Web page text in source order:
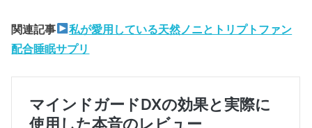
関連記事
私が愛用している天然ノニとトリプトファン
配合睡眠サプリ